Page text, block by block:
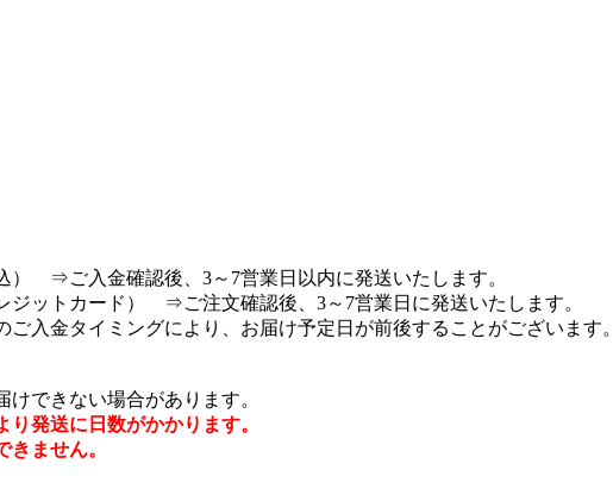
） ⇒ご入金確認後、3～7営業日以内に発送いたします。
ジットカード） ⇒ご注文確認後、3～7営業日に発送いたします。
入金タイミングにより、お届け予定日が前後することがございます。
できない場合があります。
り発送に日数がかかります。
きません。